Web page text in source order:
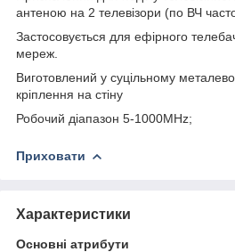
антеною на 2 телевізори (по ВЧ
Застосовується для ефірного
мереж.
Виготовлений у суцільному
кріплення на стіну
Робочий діапазон 5-1000MHz;
Приховати
Характеристики
Основні атрибути